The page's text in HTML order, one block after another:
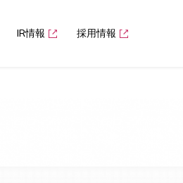
IR情報 採用情報